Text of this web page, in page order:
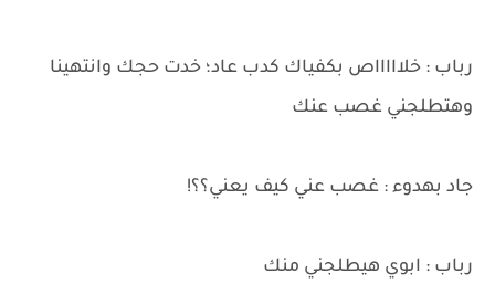
رباب : خلاااااص بكفياك كدب عاد؛ خدت حجك وانتهينا
وهتطلجني غصب عنك
جاد بهدوء : غصب عني كيف يعني؟؟!
رباب : ابوي هيطلجني منك